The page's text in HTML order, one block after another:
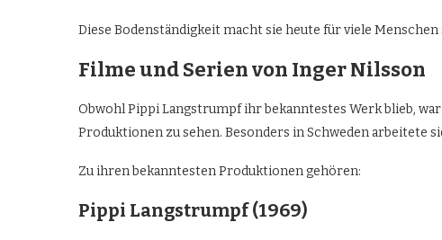
Diese Bodenständigkeit macht sie heute für viele
Filme und Serien von Inger Nilsson
Obwohl Pippi Langstrumpf ihr bekanntestes Werk blieb,
Produktionen zu sehen. Besonders in Schweden arbeitete
Zu ihren bekanntesten Produktionen gehören:
Pippi Langstrumpf (1969)